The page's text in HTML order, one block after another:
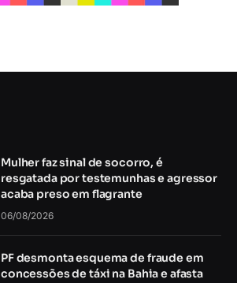
Mulher faz sinal de socorro, é
resgatada por testemunhas e agressor
acaba preso em flagrante
06/08/2026
PF desmonta esquema de fraude em
concessões de táxi na Bahia e afasta